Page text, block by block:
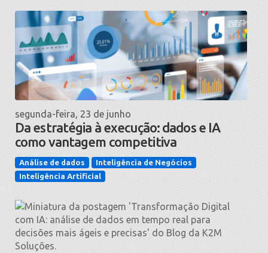
segunda-feira, 23 de junho
Da estratégia à execução: dados e IA
como vantagem competitiva
Análise de dados
Inteligência de Negócios
Inteligência Artificial